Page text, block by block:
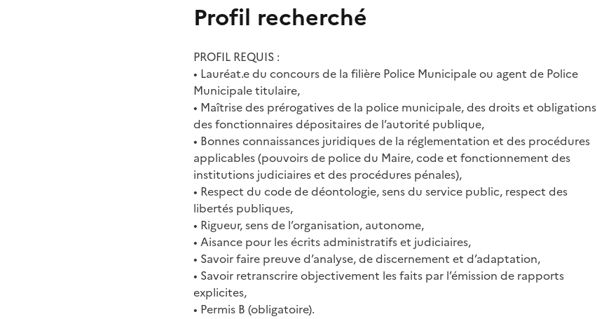
Profil recherché
PROFIL REQUIS :
• Lauréat.e du concours de la filière Police Municipale ou agent de Police
Municipale titulaire,
• Maîtrise des prérogatives de la police municipale, des droits et obligations
des fonctionnaires dépositaires de l’autorité publique,
• Bonnes connaissances juridiques de la réglementation et des procédures
applicables (pouvoirs de police du Maire, code et fonctionnement des
institutions judiciaires et des procédures pénales),
• Respect du code de déontologie, sens du service public, respect des
libertés publiques,
• Rigueur, sens de l’organisation, autonome,
• Aisance pour les écrits administratifs et judiciaires,
• Savoir faire preuve d’analyse, de discernement et d’adaptation,
• Savoir retranscrire objectivement les faits par l’émission de rapports
explicites,
• Permis B (obligatoire).